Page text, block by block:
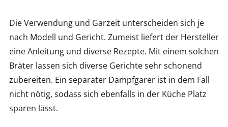
Die Verwendung und Garzeit unterscheiden sich je
nach Modell und Gericht. Zumeist liefert der Hersteller
eine Anleitung und diverse Rezepte. Mit einem solchen
Bräter lassen sich diverse Gerichte sehr schonend
zubereiten. Ein separater Dampfgarer ist in dem Fall
nicht nötig, sodass sich ebenfalls in der Küche Platz
sparen lässt.